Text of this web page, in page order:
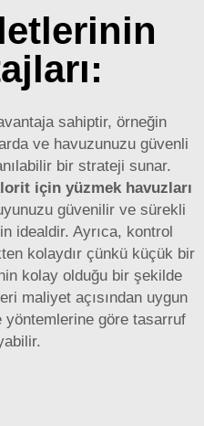
sahiptir, örneğin
ve havuzunuzu güvenli
bir strateji sunar.
için yüzmek havuzları
güvenilir ve sürekli
idealdir. Ayrıca, kontrol
kolaydır çünkü küçük bir
kolay olduğu bir şekilde
maliyet açısından uygun
göre tasarruf